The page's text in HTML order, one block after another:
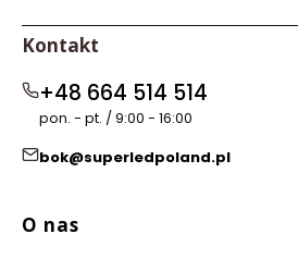
Kontakt
+48 664 514 514
pon. - pt. / 9:00 - 16:00
bok@superledpoland.pl
Linki w stopce
O nas